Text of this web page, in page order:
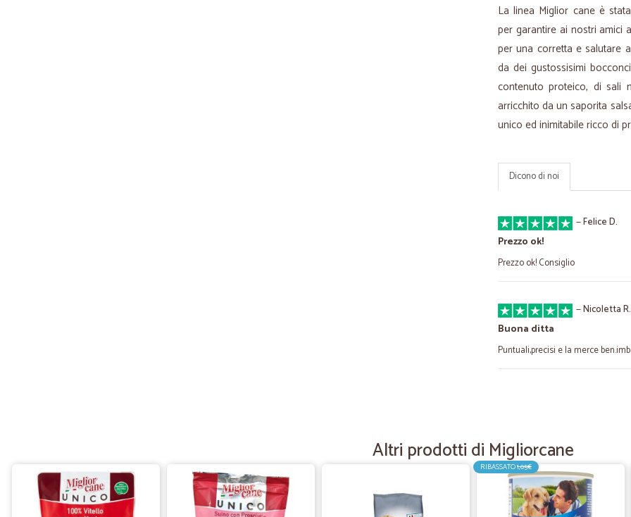
La linea Miglior cane è
per garantire ai nostri amici
per una corretta e salutare
da dei gustossisimi
contenuto proteico, di sali
arricchito da un saporita
unico ed inimitabile ricco di
Dicono di noi
—Felice D.
Prezzo ok!
Prezzo ok! Consiglio
—Nicoletta R.
Buona ditta
Puntuali,precisi e la merce
—Teresa A.
Puntuali buoni prodotti
Altri prodotti di Migliorcane
RIBASSATO1,05€